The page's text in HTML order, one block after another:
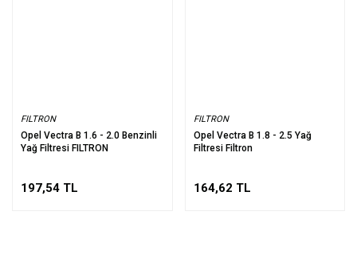
FILTRON
Opel Vectra B 1.6 - 2.0 Benzinli
Yağ Filtresi FILTRON
197,54 TL
FILTRON
Opel Vectra B 1.8 - 2.5 Yağ
Filtresi Filtron
164,62 TL